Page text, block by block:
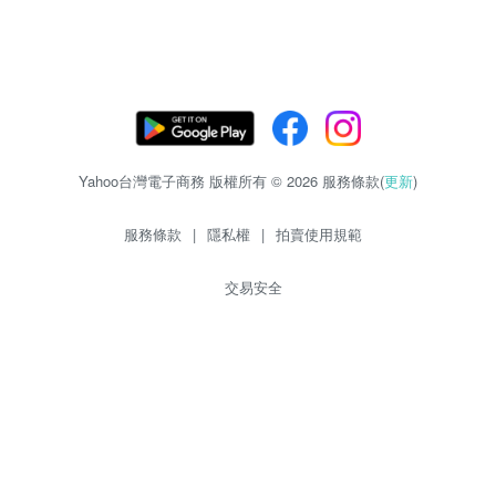
Yahoo台灣電子商務 版權所有 © 2026 服務條款(更新)
服務條款 | 隱私權 | 拍賣使用規範
交易安全